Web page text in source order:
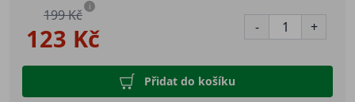
123 Kč
199 Kč i
- +
Přidat do košíku